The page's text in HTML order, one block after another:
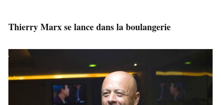
Thierry Marx se lance dans la boulangerie